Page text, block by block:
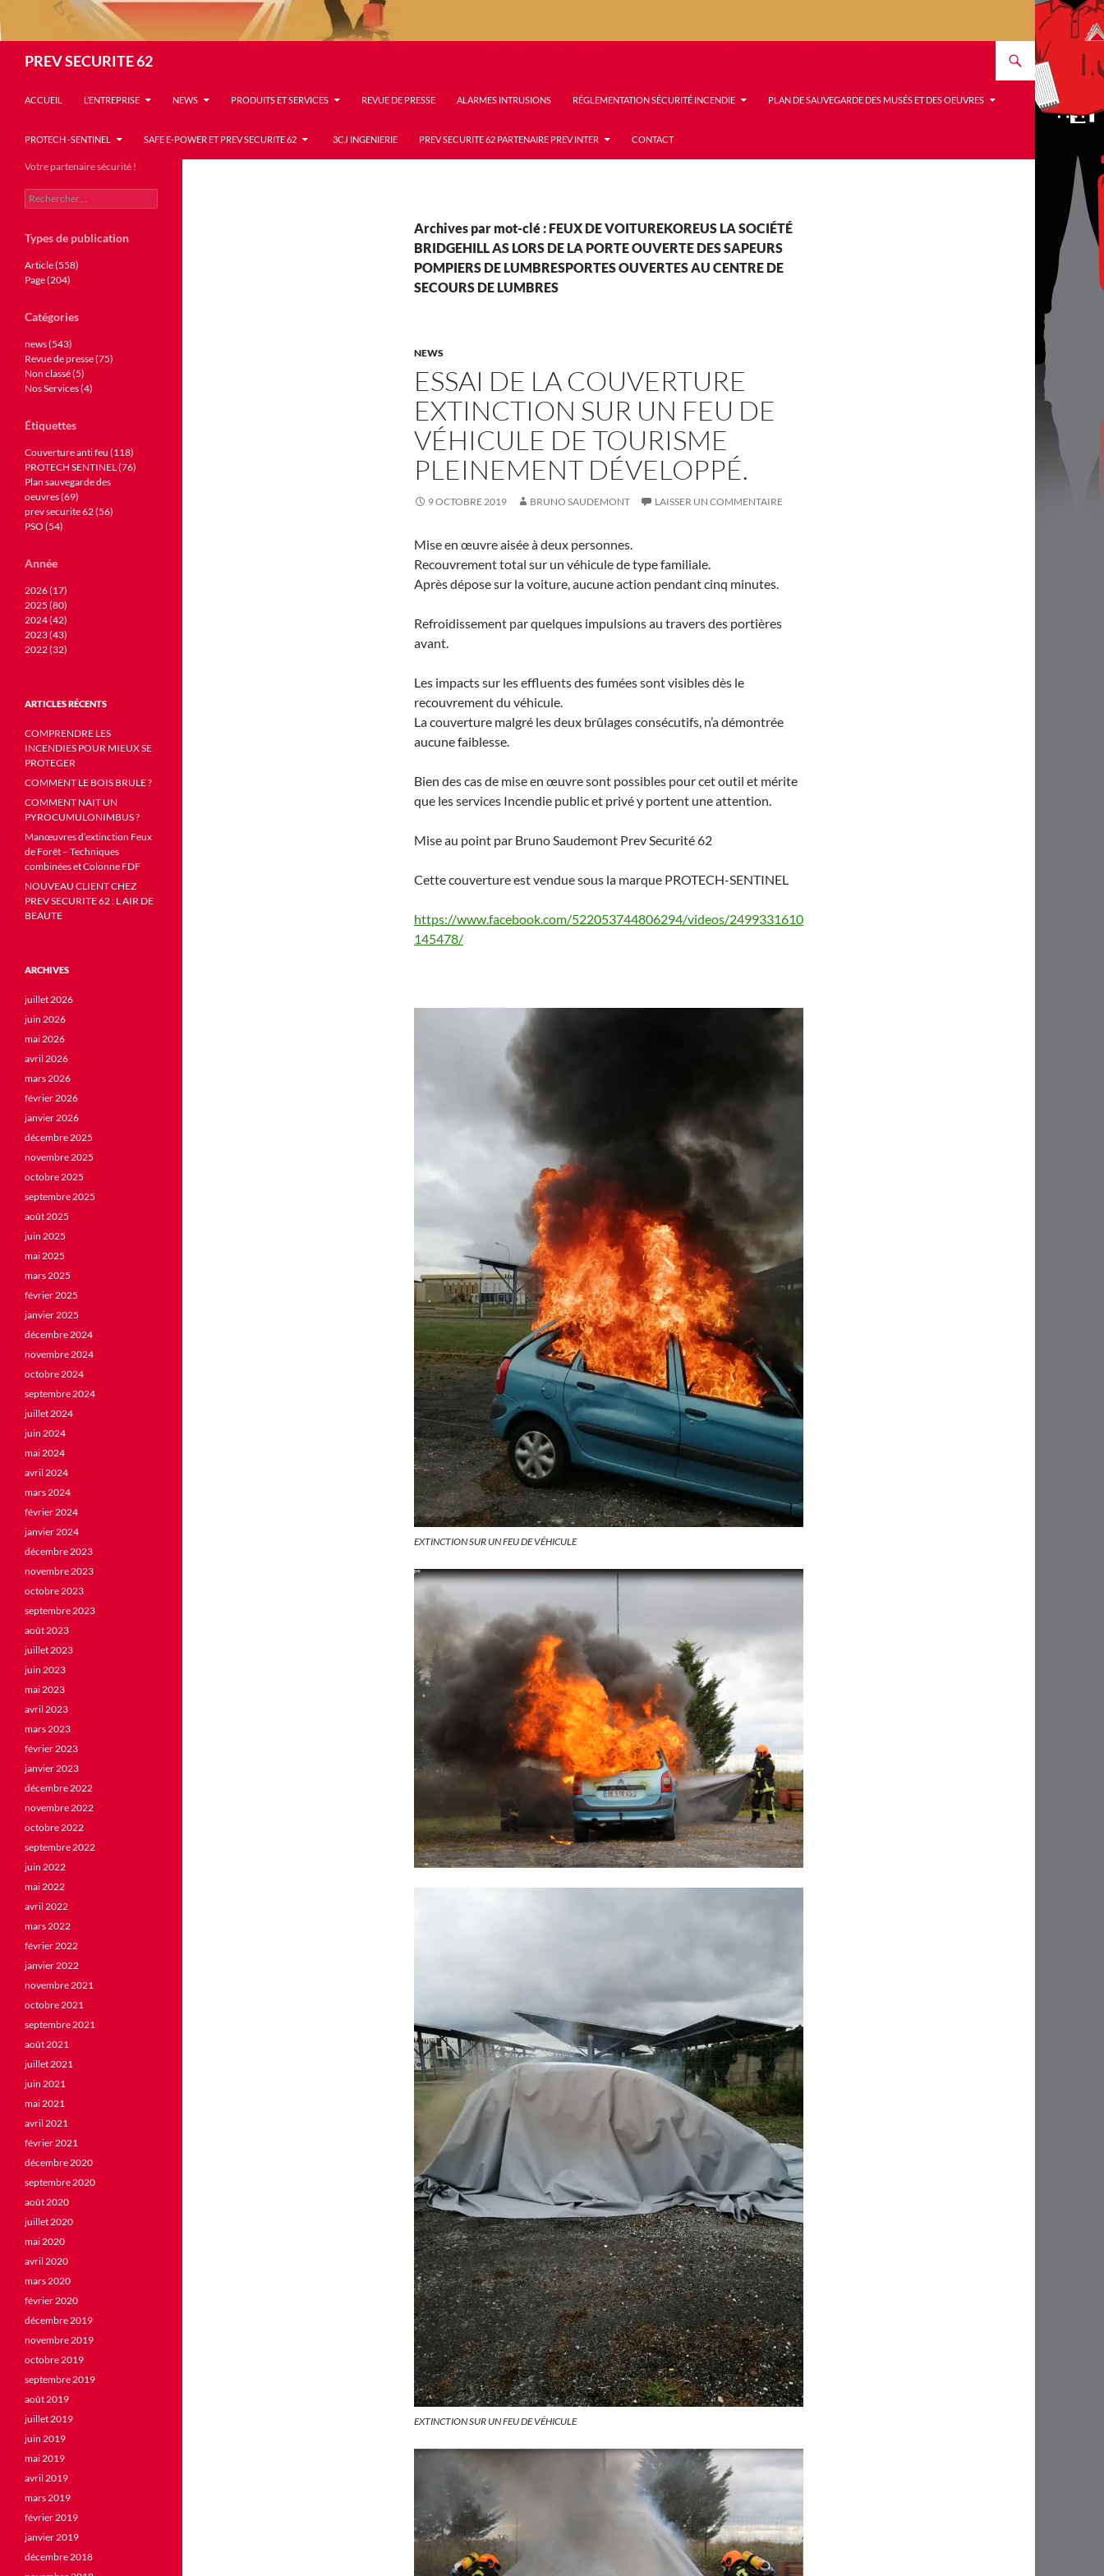
PREV SECURITE 62
ACCUEIL L’ENTREPRISE NEWS PRODUITS ET SERVICES REVUE DE PRESSE ALARMES INTRUSIONS RÉGLEMENTATION SÉCURITÉ INCENDIE PLAN DE SAUVEGARDE DES MUSÉS ET DES OEUVRES
PROTECH -SENTINEL SAFE E-POWER ET PREV SECURITE 62 3CJ INGENIERIE PREV SECURITE 62 PARTENAIRE PREV INTER CONTACT
Archives par mot-clé : FEUX DE VOITUREKOREUS LA SOCIÉTÉ
BRIDGEHILL AS LORS DE LA PORTE OUVERTE DES SAPEURS
POMPIERS DE LUMBRESPORTES OUVERTES AU CENTRE DE
SECOURS DE LUMBRES
NEWS
ESSAI DE LA COUVERTURE
EXTINCTION SUR UN FEU DE
VÉHICULE DE TOURISME
PLEINEMENT DÉVELOPPÉ.
9 OCTOBRE 2019 BRUNO SAUDEMONT LAISSER UN COMMENTAIRE
Mise en œuvre aisée à deux personnes.
Recouvrement total sur un véhicule de type familiale.
Après dépose sur la voiture, aucune action pendant cinq minutes.
Refroidissement par quelques impulsions au travers des portières
avant.
Les impacts sur les effluents des fumées sont visibles dès le
recouvrement du véhicule.
La couverture malgré les deux brûlages consécutifs, n’a démontrée
aucune faiblesse.
Bien des cas de mise en œuvre sont possibles pour cet outil et mérite
que les services Incendie public et privé y portent une attention.
Mise au point par Bruno Saudemont Prev Securité 62
Cette couverture est vendue sous la marque PROTECH-SENTINEL
https://www.facebook.com/522053744806294/videos/2499331610
145478/
EXTINCTION SUR UN FEU DE VÉHICULE
EXTINCTION SUR UN FEU DE VÉHICULE
Votre partenaire sécurité !
Rechercher :
Types de publication
Article (558)
Page (204)
Catégories
news (543)
Revue de presse (75)
Non classé (5)
Nos Services (4)
Étiquettes
Couverture anti feu (118)
PROTECH SENTINEL (76)
Plan sauvegarde des
oeuvres (69)
prev securite 62 (56)
PSO (54)
Année
2026 (17)
2025 (80)
2024 (42)
2023 (43)
2022 (32)
ARTICLES RÉCENTS
COMPRENDRE LES
INCENDIES POUR MIEUX SE
PROTEGER
COMMENT LE BOIS BRULE ?
COMMENT NAIT UN
PYROCUMULONIMBUS ?
Manœuvres d’extinction Feux
de Forêt – Techniques
combinées et Colonne FDF
NOUVEAU CLIENT CHEZ
PREV SECURITE 62 : L AIR DE
BEAUTE
ARCHIVES
juillet 2026
juin 2026
mai 2026
avril 2026
mars 2026
février 2026
janvier 2026
décembre 2025
novembre 2025
octobre 2025
septembre 2025
août 2025
juin 2025
mai 2025
mars 2025
février 2025
janvier 2025
décembre 2024
novembre 2024
octobre 2024
septembre 2024
juillet 2024
juin 2024
mai 2024
avril 2024
mars 2024
février 2024
janvier 2024
décembre 2023
novembre 2023
octobre 2023
septembre 2023
août 2023
juillet 2023
juin 2023
mai 2023
avril 2023
mars 2023
février 2023
janvier 2023
décembre 2022
novembre 2022
octobre 2022
septembre 2022
juin 2022
mai 2022
avril 2022
mars 2022
février 2022
janvier 2022
novembre 2021
octobre 2021
septembre 2021
août 2021
juillet 2021
juin 2021
mai 2021
avril 2021
février 2021
décembre 2020
septembre 2020
août 2020
juillet 2020
mai 2020
avril 2020
mars 2020
février 2020
décembre 2019
novembre 2019
octobre 2019
septembre 2019
août 2019
juillet 2019
juin 2019
mai 2019
avril 2019
mars 2019
février 2019
janvier 2019
décembre 2018